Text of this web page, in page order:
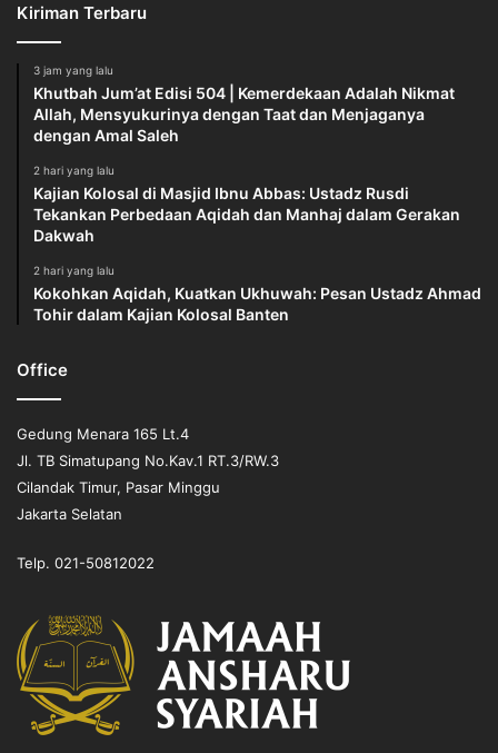
Kiriman Terbaru
3 jam yang lalu
Khutbah Jum’at Edisi 504 | Kemerdekaan Adalah Nikmat
Allah, Mensyukurinya dengan Taat dan Menjaganya
dengan Amal Saleh
2 hari yang lalu
Kajian Kolosal di Masjid Ibnu Abbas: Ustadz Rusdi
Tekankan Perbedaan Aqidah dan Manhaj dalam Gerakan
Dakwah
2 hari yang lalu
Kokohkan Aqidah, Kuatkan Ukhuwah: Pesan Ustadz Ahmad
Tohir dalam Kajian Kolosal Banten
Office
Gedung Menara 165 Lt.4
Jl. TB Simatupang No.Kav.1 RT.3/RW.3
Cilandak Timur, Pasar Minggu
Jakarta Selatan
Telp. 021-50812022